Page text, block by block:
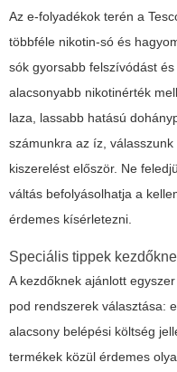
Az e-folyadékok terén a
többféle nikotin-só és
sók gyorsabb felszívódást
alacsonyabb nikotinérték
laza, lassabb hatású
számunkra az íz,
kiszerelést először. Ne
váltás befolyásolhatja a
érdemes kísérletezni.
Speciális tippek
A kezdőknek ajánlott
pod rendszerek választása:
alacsony belépési költség
termékek közül érdemes